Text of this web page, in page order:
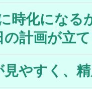
時化になる
の計画が立
見やすく、